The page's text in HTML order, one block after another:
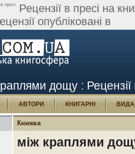
пресі. Рецензії в пресі на
опубліковані в
дощу : Рецензії
АВТОРИ КНИГАРНІ
Книжка
між краплями